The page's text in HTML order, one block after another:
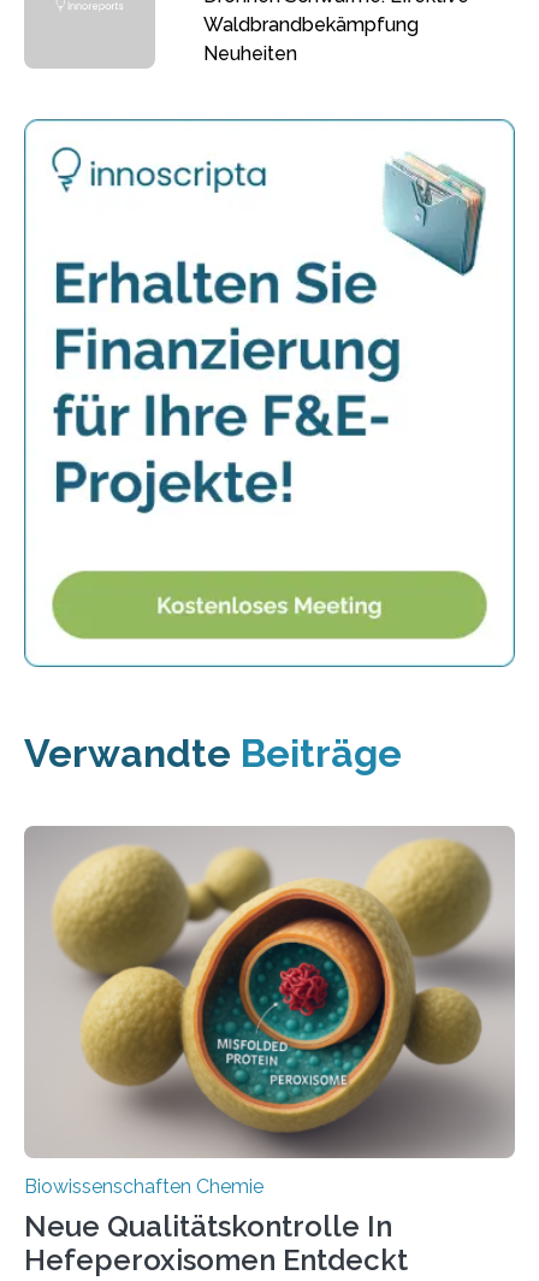
Waldbrandbekämpfung
Neuheiten
Verwandte Beiträge
Biowissenschaften Chemie
Neue Qualitätskontrolle In
Hefeperoxisomen Entdeckt